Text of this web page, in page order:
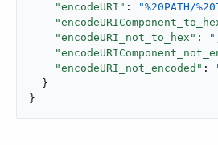
"encodeURI" : "%20PATH/
"encodeURI_not_to_hex" :
"encodeURI_not_encoded" :
  }
}